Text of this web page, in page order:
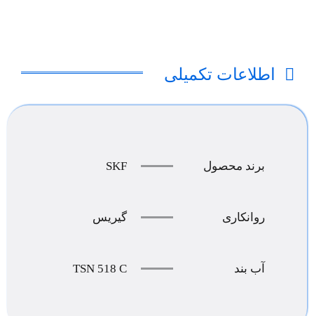
اطلاعات تکمیلی
برند محصول SKF
روانکاری گیریس
آب بند TSN 518 C